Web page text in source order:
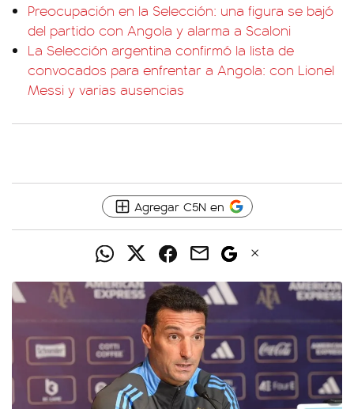
Preocupación en la Selección: una figura se bajó
del partido con Angola y alarma a Scaloni
La Selección argentina confirmó la lista de
convocados para enfrentar a Angola: con Lionel
Messi y varias ausencias
Agregar C5N en